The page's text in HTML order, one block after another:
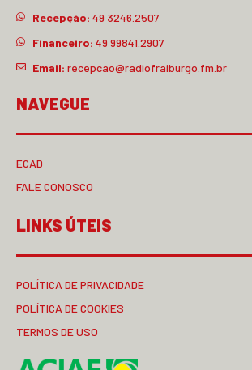
Recepção: 49 3246.2507
Financeiro: 49 99841.2907
Email: recepcao@radiofraiburgo.fm.br
NAVEGUE
ECAD
FALE CONOSCO
LINKS ÚTEIS
POLÍTICA DE PRIVACIDADE
POLÍTICA DE COOKIES
TERMOS DE USO